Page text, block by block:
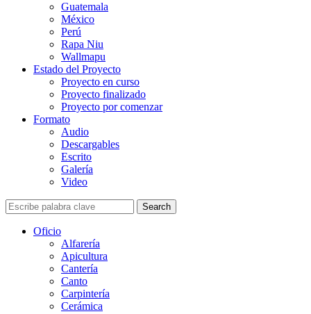
Guatemala
México
Perú
Rapa Niu
Wallmapu
Estado del Proyecto
Proyecto en curso
Proyecto finalizado
Proyecto por comenzar
Formato
Audio
Descargables
Escrito
Galería
Video
Search
Oficio
Alfarería
Apicultura
Cantería
Canto
Carpintería
Cerámica